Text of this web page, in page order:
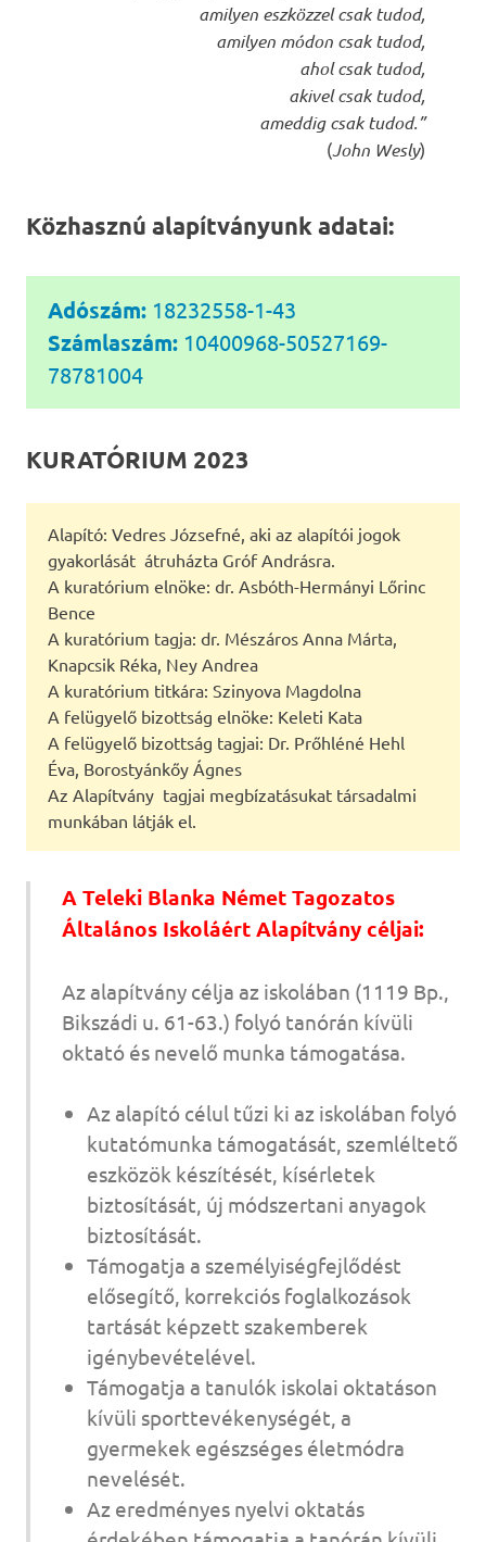
amilyen eszközzel csak tudod,
amilyen módon csak tudod,
ahol csak tudod,
akivel csak tudod,
ameddig csak tudod.”
(John Wesly)
Közhasznú alapítványunk adatai:
Adószám: 18232558-1-43
Számlaszám: 10400968-50527169-
78781004
KURATÓRIUM 2023
Alapító: Vedres Józsefné, aki az alapítói jogok
gyakorlását átruházta Gróf Andrásra.
A kuratórium elnöke: dr. Asbóth-Hermányi Lőrinc
Bence
A kuratórium tagja: dr. Mészáros Anna Márta,
Knapcsik Réka, Ney Andrea
A kuratórium titkára: Szinyova Magdolna
A felügyelő bizottság elnöke: Keleti Kata
A felügyelő bizottság tagjai: Dr. Prőhléné Hehl
Éva, Borostyánkőy Ágnes
Az Alapítvány tagjai megbízatásukat társadalmi
munkában látják el.
A Teleki Blanka Német Tagozatos
Általános Iskoláért Alapítvány céljai:
Az alapítvány célja az iskolában (1119 Bp.,
Bikszádi u. 61-63.) folyó tanórán kívüli
oktató és nevelő munka támogatása.
Az alapító célul tűzi ki az iskolában folyó
kutatómunka támogatását, szemléltető
eszközök készítését, kísérletek
biztosítását, új módszertani anyagok
biztosítását.
Támogatja a személyiségfejlődést
elősegítő, korrekciós foglalkozások
tartását képzett szakemberek
igénybevételével.
Támogatja a tanulók iskolai oktatáson
kívüli sporttevékenységét, a
gyermekek egészséges életmódra
nevelését.
Az eredményes nyelvi oktatás